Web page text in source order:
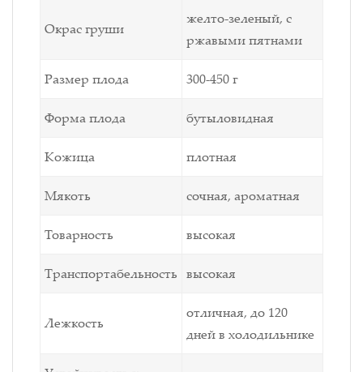
Окрас груши
желто-зеленый, с
ржавыми пятнами
Размер плода 300-450 г
Форма плода бутыловидная
Кожица плотная
Мякоть сочная, ароматная
Товарность высокая
Транспортабельность высокая
Лежкость
отличная, до 120
дней в холодильнике